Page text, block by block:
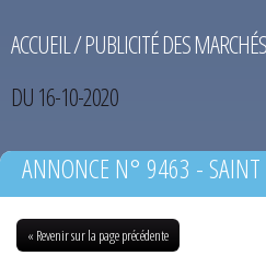
ACCUEIL/PUBLICITÉ DES
DU 16-10-2020
ANNONCE N° 9463 -
« Revenir sur la page précédente